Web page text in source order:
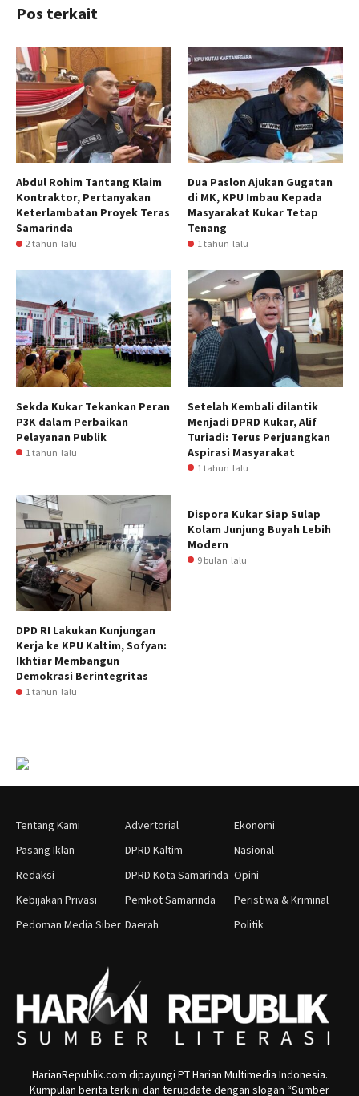
Pos terkait
Abdul Rohim Tantang Klaim
Kontraktor, Pertanyakan
Keterlambatan Proyek Teras
Samarinda
2 tahun lalu
Dua Paslon Ajukan Gugatan
di MK, KPU Imbau Kepada
Masyarakat Kukar Tetap
Tenang
1 tahun lalu
Sekda Kukar Tekankan Peran
P3K dalam Perbaikan
Pelayanan Publik
1 tahun lalu
Setelah Kembali dilantik
Menjadi DPRD Kukar, Alif
Turiadi: Terus Perjuangkan
Aspirasi Masyarakat
1 tahun lalu
DPD RI Lakukan Kunjungan
Kerja ke KPU Kaltim, Sofyan:
Ikhtiar Membangun
Demokrasi Berintegritas
1 tahun lalu
Dispora Kukar Siap Sulap
Kolam Junjung Buyah Lebih
Modern
9 bulan lalu
Tentang Kami
Pasang Iklan
Redaksi
Kebijakan Privasi
Pedoman Media Siber
Advertorial
DPRD Kaltim
DPRD Kota Samarinda
Pemkot Samarinda
Daerah
Ekonomi
Nasional
Opini
Peristiwa & Kriminal
Politik
HarianRepublik.com dipayungi PT Harian Multimedia Indonesia.
Kumpulan berita terkini dan terupdate dengan slogan “Sumber